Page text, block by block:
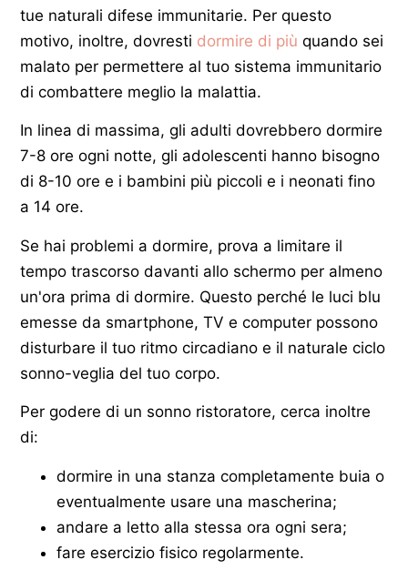
tue naturali difese immunitarie. Per questo
motivo, inoltre, dovresti dormire di più quando sei
malato per permettere al tuo sistema immunitario
di combattere meglio la malattia.
In linea di massima, gli adulti dovrebbero dormire
7-8 ore ogni notte, gli adolescenti hanno bisogno
di 8-10 ore e i bambini più piccoli e i neonati fino
a 14 ore.
Se hai problemi a dormire, prova a limitare il
tempo trascorso davanti allo schermo per almeno
un'ora prima di dormire. Questo perché le luci blu
emesse da smartphone, TV e computer possono
disturbare il tuo ritmo circadiano e il naturale ciclo
sonno-veglia del tuo corpo.
Per godere di un sonno ristoratore, cerca inoltre
di:
dormire in una stanza completamente buia o
eventualmente usare una mascherina;
andare a letto alla stessa ora ogni sera;
fare esercizio fisico regolarmente.